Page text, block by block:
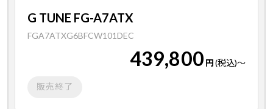
G TUNE FG-A7ATX
FGA7ATXG6BFCW101DEC
439,800 円(税込)～
販売終了